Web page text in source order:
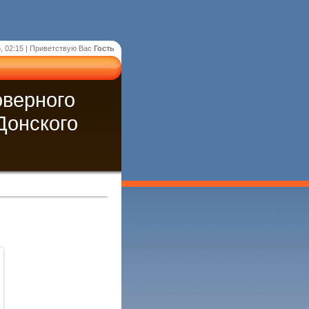
02:15 | Приветствую Вас Гость